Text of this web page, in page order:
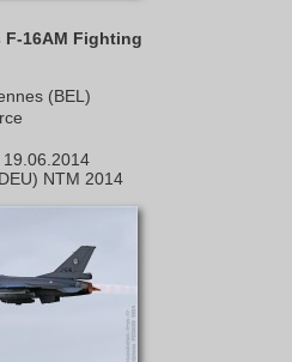
F-16AM Fighting
(BEL)
19.06.2014
NTM 2014